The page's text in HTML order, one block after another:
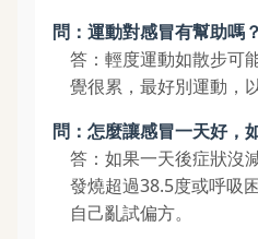
問：運動對感冒有幫助嗎？
答：輕度運動如散步可
覺很累，最好別運動，
問：怎麼讓感冒一天好，
答：如果一天後症狀沒
發燒超過38.5度或呼吸
自己亂試偏方。